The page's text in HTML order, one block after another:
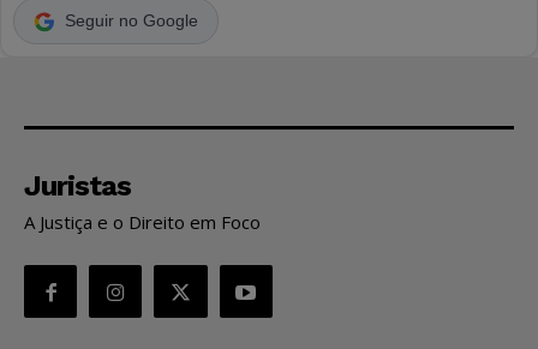
Seguir no Google
Juristas
A Justiça e o Direito em Foco